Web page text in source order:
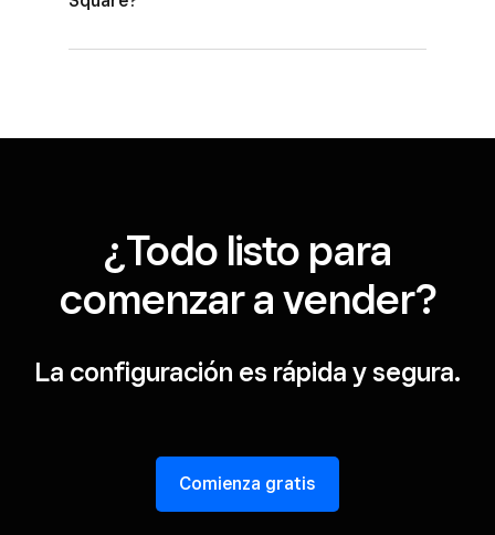
¿Todo listo para
comenzar a vender?
La configuración es rápida y segura.
Comienza gratis